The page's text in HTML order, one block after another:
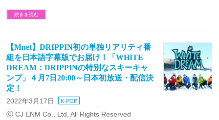
続きを読む
【Mnet】DRIPPIN初の単独リアリティ番
組を日本語字幕版でお届け！「WHITE
DREAM：DRIPPINの特別なスキーキャ
ンプ」４月7日20:00～日本初放送・配信決
定！
2022年3月17日 K-POP
ⓒ CJ ENM Co., Ltd, All Rights Reserved